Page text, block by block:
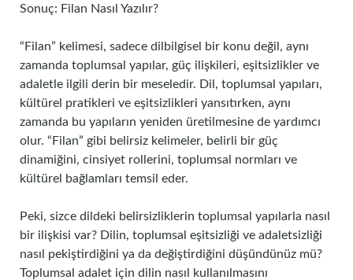
Sonuç: Filan Nasıl Yazılır?
“Filan” kelimesi, sadece dilbilgisel bir konu değil, aynı
zamanda toplumsal yapılar, güç ilişkileri, eşitsizlikler ve
adaletle ilgili derin bir meseledir. Dil, toplumsal yapıları,
kültürel pratikleri ve eşitsizlikleri yansıtırken, aynı
zamanda bu yapıların yeniden üretilmesine de yardımcı
olur. “Filan” gibi belirsiz kelimeler, belirli bir güç
dinamiğini, cinsiyet rollerini, toplumsal normları ve
kültürel bağlamları temsil eder.
Peki, sizce dildeki belirsizliklerin toplumsal yapılarla nasıl
bir ilişkisi var? Dilin, toplumsal eşitsizliği ve adaletsizliği
nasıl pekiştirdiğini ya da değiştirdiğini düşündünüz mü?
Toplumsal adalet için dilin nasıl kullanılmasını